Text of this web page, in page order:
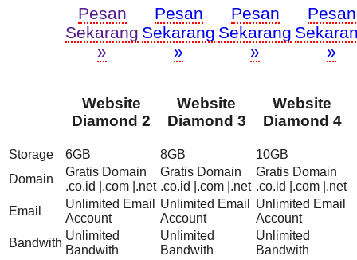
Pesan
Sekarang
»
Pesan
Sekarang
»
Pesan
Sekarang
»
Pesan
»
Website
Diamond 2
Website
Diamond 3
Website
Diamond 4
Storage 6GB 8GB
10GB
Domain
Gratis Domain
.co.id |.com |.net
Gratis Domain
.co.id |.com |.net
Gratis Domain
.co.id |.com |.net
Email
Unlimited Email
Account
Unlimited Email
Account
Unlimited Email
Account
Bandwith
Unlimited
Bandwith
Unlimited
Bandwith
Unlimited
Bandwith